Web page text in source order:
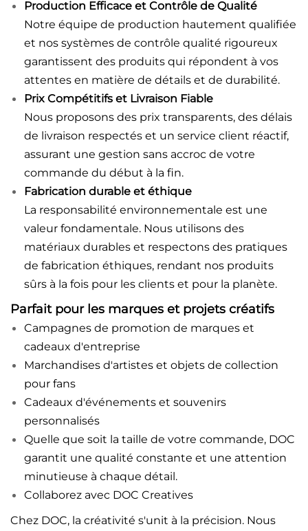
Production Efficace et Contrôle de Qualité
Notre équipe de production hautement qualifiée
et nos systèmes de contrôle qualité rigoureux
garantissent des produits qui répondent à vos
attentes en matière de détails et de durabilité.
Prix Compétitifs et Livraison Fiable
Nous proposons des prix transparents, des délais
de livraison respectés et un service client réactif,
assurant une gestion sans accroc de votre
commande du début à la fin.
Fabrication durable et éthique
La responsabilité environnementale est une
valeur fondamentale. Nous utilisons des
matériaux durables et respectons des pratiques
de fabrication éthiques, rendant nos produits
sûrs à la fois pour les clients et pour la planète.
Parfait pour les marques et projets créatifs
Campagnes de promotion de marques et
cadeaux d'entreprise
Marchandises d'artistes et objets de collection
pour fans
Cadeaux d'événements et souvenirs
personnalisés
Quelle que soit la taille de votre commande, DOC
garantit une qualité constante et une attention
minutieuse à chaque détail.
Collaborez avec DOC Creatives
Chez DOC, la créativité s'unit à la précision. Nous